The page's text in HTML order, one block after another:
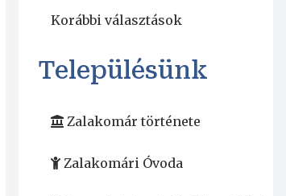
Korábbi választások
Településünk
Zalakomár története
Zalakomári Óvoda